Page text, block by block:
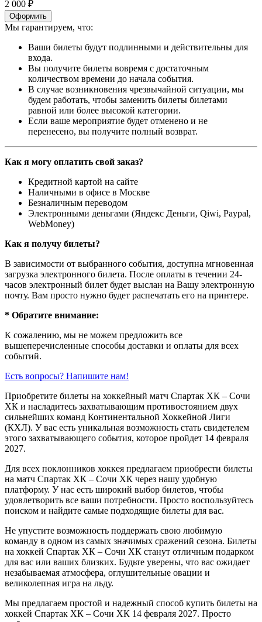
2 000 ₽
Оформить
Мы гарантируем, что:
Ваши билеты будут подлинными и действительны для
входа.
Вы получите билеты вовремя с достаточным
количеством времени до начала события.
В случае возникновения чрезвычайной ситуации, мы
будем работать, чтобы заменить билеты билетами
равной или более высокой категории.
Если ваше мероприятие будет отменено и не
перенесено, вы получите полный возврат.
Как я могу оплатить свой заказ?
Кредитной картой на сайте
Наличными в офисе в Москве
Безналичным переводом
Электронными деньгами (Яндекс Деньги, Qiwi, Paypal,
WebMoney)
Как я получу билеты?
В зависимости от выбранного события, доступна мгновенная
загрузка электронного билета. После оплаты в течении 24-
часов электронный билет будет выслан на Вашу электронную
почту. Вам просто нужно будет распечатать его на принтере.
* Обратите внимание:
К сожалению, мы не можем предложить все
вышеперечисленные способы доставки и оплаты для всех
событий.
Есть вопросы? Напишите нам!
Приобретите билеты на хоккейный матч Спартак ХК – Сочи
ХК и насладитесь захватывающим противостоянием двух
сильнейших команд Континентальной Хоккейной Лиги
(КХЛ). У вас есть уникальная возможность стать свидетелем
этого захватывающего события, которое пройдет 14 февраля
2027.
Для всех поклонников хоккея предлагаем приобрести билеты
на матч Спартак ХК – Сочи ХК через нашу удобную
платформу. У нас есть широкий выбор билетов, чтобы
удовлетворить все ваши потребности. Просто воспользуйтесь
поиском и найдите самые подходящие билеты для вас.
Не упустите возможность поддержать свою любимую
команду в одном из самых значимых сражений сезона. Билеты
на хоккей Спартак ХК – Сочи ХК станут отличным подарком
для вас или ваших близких. Будьте уверены, что вас ожидает
незабываемая атмосфера, оглушительные овации и
великолепная игра на льду.
Мы предлагаем простой и надежный способ купить билеты на
хоккей Спартак ХК – Сочи ХК 14 февраля 2027. Просто